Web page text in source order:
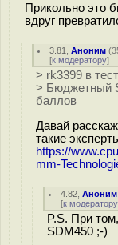
Прикольно это
вдруг
3.81 ,Аноним (
[к модератору]
> rk3399 в
> Бюджетный
баллов
Давай
такие
https://
mm-
4.82 ,Аноним
[к модератору
P.S. При
SDM450 ;-)